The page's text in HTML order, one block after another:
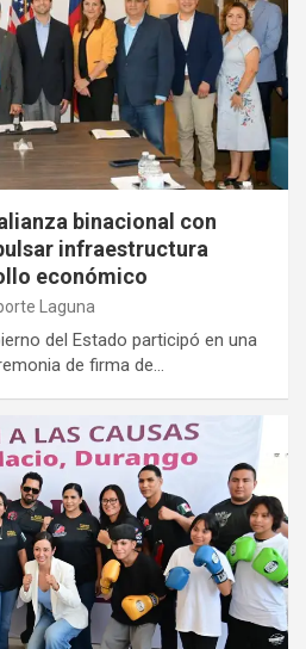
binacional con
infraestructura
económico
Laguna
del Estado participó en una
de firma de…